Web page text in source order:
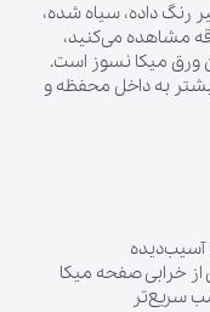
رنگ داده، سیاه شده،
مشاهده می‌کنید،
ورق میکا نسوز است.
به داخل محفظه و
آسیب‌دیده
خرابی صفحه میکا
سریع‌تر